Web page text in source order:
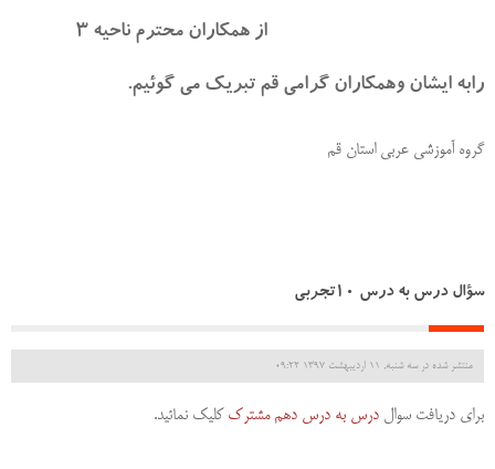
از همکاران محترم ناحیه 3
رابه ایشان وهمکاران گرامی قم تبریک می گوئیم.
گروه آموزشی عربی استان قم
سؤال درس به درس 10تجربی
منتشر شده در سه شنبه, 11 ارديبهشت 1397 09:22
برای دریافت سوال درس به درس دهم مشترک کلیک نمائید.